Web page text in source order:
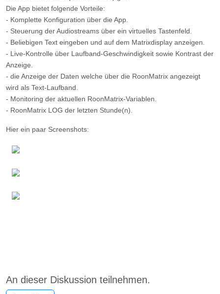
Die App bietet folgende Vorteile:
- Komplette Konfiguration über die App.
- Steuerung der Audiostreams über ein virtuelles Tastenfeld.
- Beliebigen Text eingeben und auf dem Matrixdisplay anzeigen.
- Live-Kontrolle über Laufband-Geschwindigkeit sowie Kontrast der
Anzeige.
- die Anzeige der Daten welche über die RoonMatrix angezeigt
wird als Text-Laufband.
- Monitoring der aktuellen RoonMatrix-Variablen.
- RoonMatrix LOG der letzten Stunde(n).
Hier ein paar Screenshots:
An dieser Diskussion teilnehmen.